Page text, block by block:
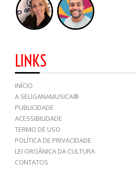
LINKS
INÍCIO
A SELIGANAMUSICA®
PUBLICIDADE
ACESSIBILIDADE
TERMO DE USO
POLÍTICA DE PRIVACIDADE
LEI ORGÂNICA DA CULTURA
CONTATOS